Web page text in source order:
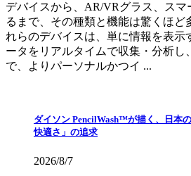
デバイスから、AR/VRグラス、スマ
るまで、その種類と機能は驚くほど
れらのデバイスは、単に情報を表示
ータをリアルタイムで収集・分析し
で、よりパーソナルかつイ ...
ダイソン PencilWash™が描く、日本
快適さ」の追求
2026/8/7